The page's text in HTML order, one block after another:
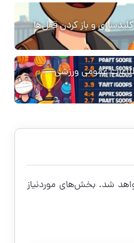
و باز کردن قفل‌ها
عمومی ورزشی
شد. بخش‌های موردنیاز